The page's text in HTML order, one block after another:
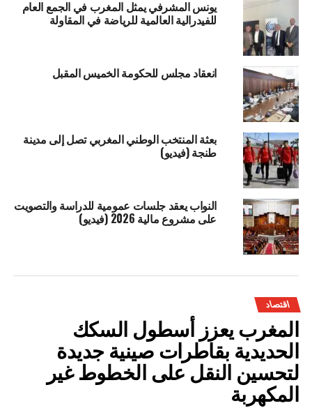
يونس المشرفي يمثل المغرب في الجمع العام
للفيدرالية العالمية للرياضة في المقاولة
انعقاد مجلس للحكومة الخميس المقبل
بعثة المنتخب الوطني المغربي تصل إلى مدينة
طنجة (فيديو)
النواب يعقد جلسات عمومية للدراسة والتصويت
على مشروع مالية 2026 (فيديو)
اقتصاد
المغرب يعزز أسطول السكك
الحديدية بقاطرات صينية جديدة
لتحسين النقل على الخطوط غير
المكهربة